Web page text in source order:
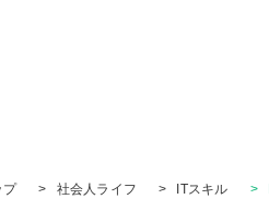
プ
> 社会人ライフ > ITスキル >